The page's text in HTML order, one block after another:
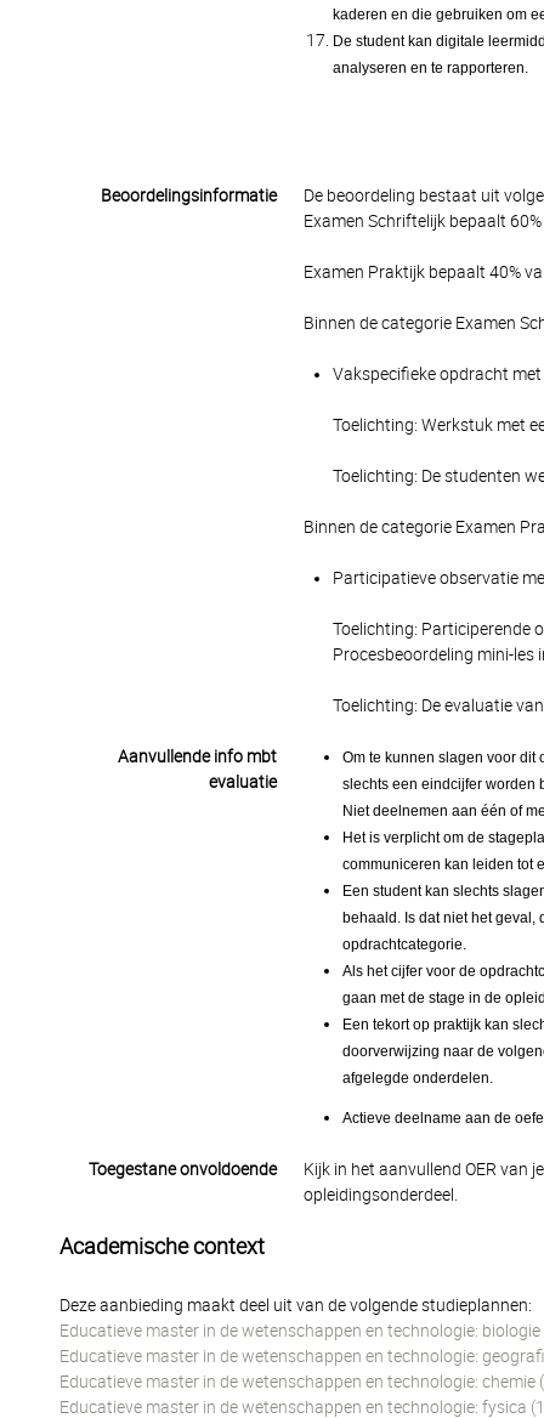
kaderen en die gebruiken om
De student kan digitale
analyseren en te rapporteren.
Beoordelingsinformatie
De beoordeling bestaat uit
Examen Schriftelijk bepaalt
Examen Praktijk bepaalt 40%
Binnen de categorie Examen
Vakspecifieke opdracht
Toelichting: Werkstuk met
Toelichting: De studenten
Binnen de categorie Examen
Participatieve observatie
Toelichting: Participerende
Procesbeoordeling mini-les
Toelichting: De evaluatie
Aanvullende info mbt
evaluatie
Om te kunnen slagen voor
slechts een eindcijfer worden
Niet deelnemen aan één of
Het is verplicht om de
communiceren kan leiden tot
Een student kan slechts
behaald. Is dat niet het
opdrachtcategorie.
Als het cijfer voor de
gaan met de stage in de
Een tekort op praktijk kan
doorverwijzing naar de
afgelegde onderdelen.
Actieve deelname aan de
Toegestane onvoldoende
Kijk in het aanvullend OER van
opleidingsonderdeel.
Academische context
Deze aanbieding maakt deel uit van de volgende studieplannen:
Educatieve master in de wetenschappen en technologie: biologie
Educatieve master in de wetenschappen en technologie:
Educatieve master in de wetenschappen en technologie: chemie
Educatieve master in de wetenschappen en technologie: fysica